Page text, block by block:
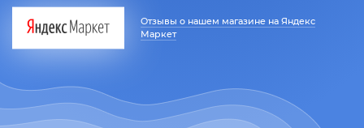
Отзывы о нашем магазине на Яндекс
Маркет